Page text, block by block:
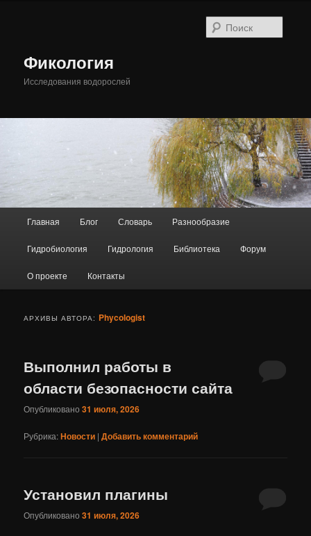
Фикология
Исследования водорослей
Главная Блог Словарь Разнообразие
Гидробиология Гидрология Библиотека Форум
О проекте Контакты
АРХИВЫ АВТОРА: Phycologist
Выполнил работы в
области безопасности сайта
Опубликовано31 июля, 2026
Рубрика:Новости |Добавить комментарий
Установил плагины
Опубликовано31 июля, 2026